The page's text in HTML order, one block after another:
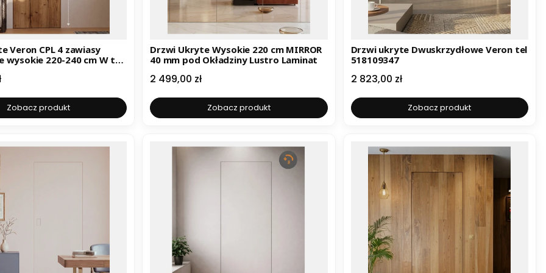
CPL 4 zawiasy
220-240 cm W tel:
Zobacz produkt
Drzwi Ukryte Wysokie 220 cm MIRROR
40 mm pod Okładziny Lustro Laminat
Cena
2 499,00 zł
Zobacz produkt
Drzwi ukryte Dwuskrzydłowe Veron tel
518109347
Cena
2 823,00 zł
Zobacz produkt